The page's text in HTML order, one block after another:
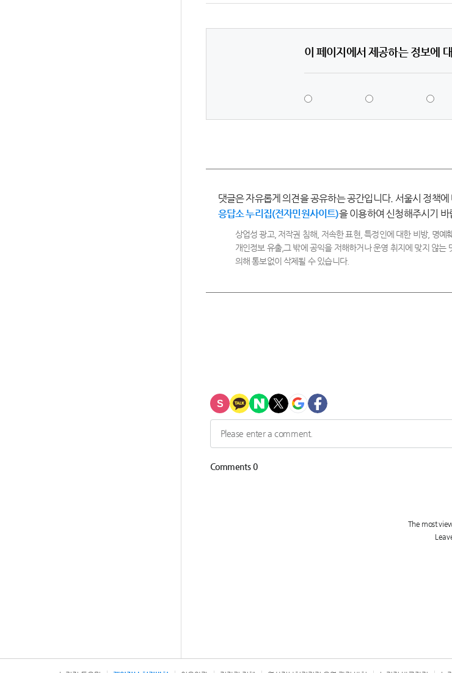
이 페이지에서 제공하는 정보에
댓글은 자유롭게 의견을 공유하는 공간입니다. 서울시 정책에
응답소 누리집(전자민원사이트)을 이용하여 신청해주시기 바
상업성 광고, 저작권 침해, 저속한 표현, 특정인에 대한 비방, 명예
개인정보 유출,그 밖에 공익을 저해하거나 운영 취지에 맞지 않는
의해 통보없이 삭제될 수 있습니다.